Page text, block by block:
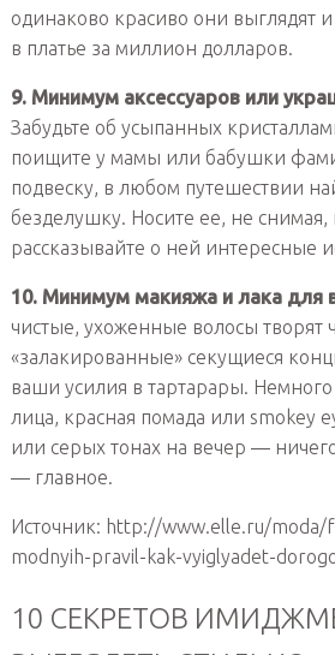
одинаково красиво они выглядят
в платье за миллион долларов.
9. Минимум аксессуаров или
Забудьте об усыпанных
поищите у мамы или бабушки
подвеску, в любом путешествии
безделушку. Носите ее, не снимая,
рассказывайте о ней интересные
10. Минимум макияжа и лака для
чистые, ухоженные волосы творят
«залакированные» секущиеся
ваши усилия в тартарары.
лица, красная помада или smokey
или серых тонах на вечер —
— главное.
Источник: http://www.elle.ru/moda/
modnyih-pravil-kak-vyiglyadet-
10 СЕКРЕТОВ